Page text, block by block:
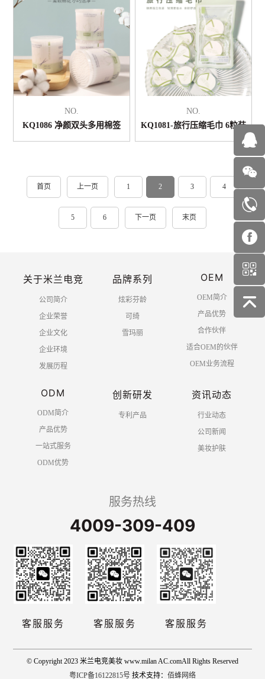
NO.
KQ1086 净颜双头多用棉签
NO.
KQ1081-旅行压缩毛巾 6粒装
首页 上一页 1 2 3 4
5 6 下一页 末页
关于米兰电竞
公司简介
企业荣誉
企业文化
企业环境
发展历程
品牌系列
炫彩芬龄
可绮
雪玛丽
OEM
OEM简介
产品优势
合作伙伴
适合OEM的伙伴
OEM业务流程
ODM
ODM简介
产品优势
一站式服务
ODM优势
创新研发
专利产品
资讯动态
行业动态
公司新闻
美妆护肤
服务热线
4009-309-409
客服服务 客服服务 客服服务
© Copyright 2023 米兰电竞美妆 www.milan AC.comAll Rights Reserved
粤ICP备16122815号 技术支持： 佰蜂网络